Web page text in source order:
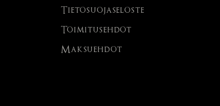
Tietosuojaseloste
Toimitusehdot
Maksuehdot